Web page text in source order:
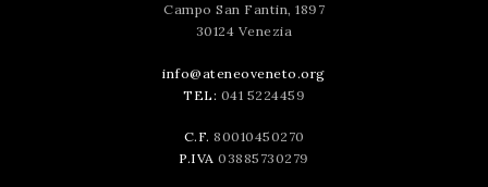
Campo San Fantin, 1897
30124 Venezia
info@ateneoveneto.org
TEL: 041 5224459
C.F. 80010450270
P.IVA 03885730279